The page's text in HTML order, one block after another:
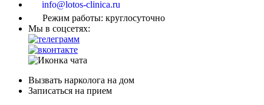
info@lotos-clinica.ru
Режим работы: круглосуточно
Мы в соцсетях:
Вызвать нарколога на дом
Записаться на прием